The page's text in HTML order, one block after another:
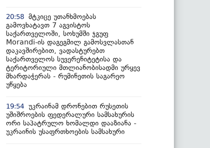
20:58 მტკიცე უთანხმოებას
გამოვხატავთ 7 აგვისტოს
საქართველოში, სოხუმში ჯგუფ
Morandi-ის დაგეგმილ გამოსვლასთან
დაკავშირებით, ვადასტურებთ
საქართველოს სუვერენიტეტისა და
ტერიტორიული მთლიანობისადმი ურყევ
მხარდაჭერას - რუმინეთის საგარეო
უწყება
19:54 უკრაინამ დრონებით რუსეთის
უშიშროების ფედერალური სამსახურის
ორი საპატრულო ხომალდი დააზიანა -
უკრაინის უსაფრთხოების სამსახური